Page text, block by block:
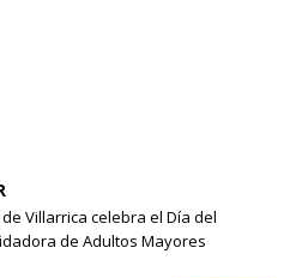
Villarrica celebra el Día del
de Adultos Mayores